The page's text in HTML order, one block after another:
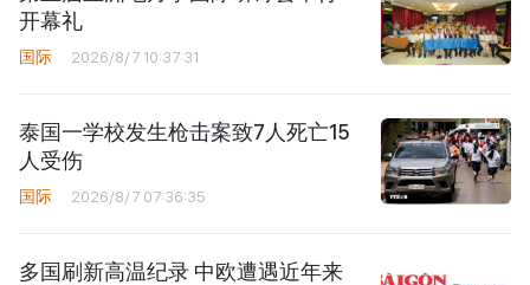
开幕礼
国际 2026/8/7 10:37:31
泰国一学校发生枪击案致7人死亡15
人受伤
国际 2026/8/7 07:36:35
多国刷新高温纪录 中欧遭遇近年来